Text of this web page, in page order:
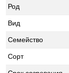
Род
Вид
Семейство
Сорт